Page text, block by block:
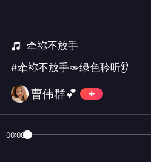
牵祢不放手
#牵祢不放手🫳绿色聆听👂
曹伟群💕
00:00